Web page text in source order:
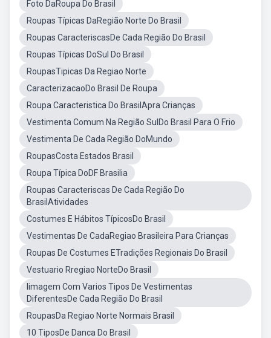
Foto DaRoupa Do Brasil
Roupas Típicas DaRegião Norte Do Brasil
Roupas CaracteriscasDe Cada Região Do Brasil
Roupas Típicas DoSul Do Brasil
RoupasTipicas Da Regiao Norte
CaracterizacaoDo Brasil De Roupa
Roupa Caracteristica Do BrasilApra Crianças
Vestimenta Comum Na Região SulDo Brasil Para O Frio
Vestimenta De Cada Região DoMundo
RoupasCosta Estados Brasil
Roupa Típica DoDF Brasilia
Roupas Caracteriscas De Cada Região Do
BrasilAtividades
Costumes E Hábitos TípicosDo Brasil
Vestimentas De CadaRegiao Brasileira Para Crianças
Roupas De Costumes ETradições Regionais Do Brasil
Vestuario Rregiao NorteDo Brasil
Iimagem Com Varios Tipos De Vestimentas
DiferentesDe Cada Região Do Brasil
RoupasDa Regiao Norte Normais Brasil
10 TiposDe Danca Do Brasil